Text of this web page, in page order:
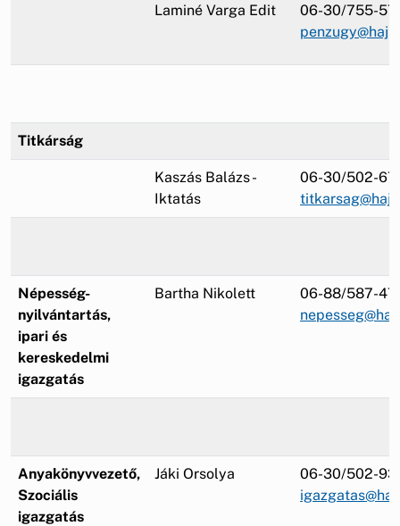
Laminé Varga Edit
06-30/755-
Titkárság
Kaszás Balázs -
Iktatás
06-30/502-
Népesség-
nyilvántartás,
ipari és
kereskedelmi
igazgatás
Bartha Nikolett
06-88/587-
Anyakönyvvezető,
Szociális
igazgatás
Jáki Orsolya
06-30/502-